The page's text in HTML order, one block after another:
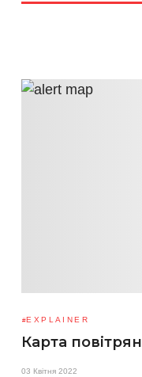
EXPLAINER
Карта
03 Квітня 2022